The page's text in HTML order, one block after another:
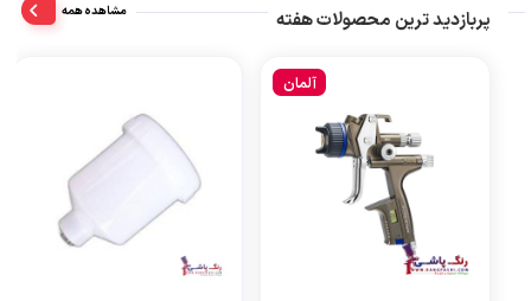
پربازدید ترین محصولات هفته مشاهده همه
آلمان